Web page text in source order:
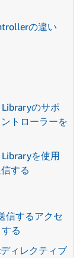
の違い
のサポ
トローラーを
を使用
する
信するアクセ
る
ディレクティブ